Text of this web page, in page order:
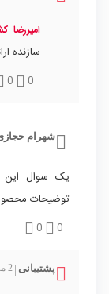
امیررضا
سازنده
0
0
شهرام
یک سوال این
توضیحات
0
0
پشتیبانی 2 ماه پیش